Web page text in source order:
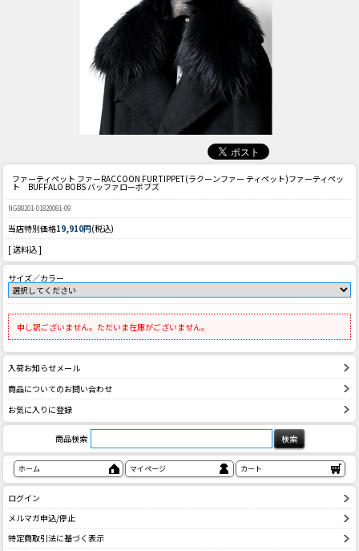
ファーティペット ファーRACCOON FUR TIPPET(ラクーンファー ティペット)ファーティペッ
ト BUFFALO BOBS バッファローボブズ
NGB8201-01820081-09
当店特別価格19,910円(税込)
[ 送料込 ]
サイズ／カラー
申し訳ございません。ただいま在庫がございません。
入荷お知らせメール
商品についてのお問い合わせ
お気に入りに登録
商品検索
ホーム マイページ カート
ログイン
メルマガ申込/停止
特定商取引法に基づく表示